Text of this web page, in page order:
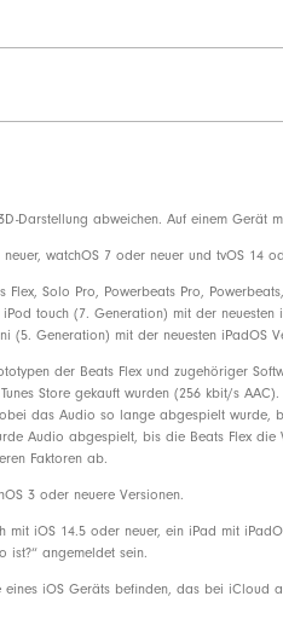
USB-C
recycelten
Darstellung abweichen. Auf einem
watchOS 7 oder neuer und tvOS
Solo Pro, Powerbeats Pro,
touch (7. Generation) mit der
(5. Generation) mit der neuesten iPadOS
der Beats Flex und zugehöriger
Store gekauft wurden (256 kbit/s
das Audio so lange abgespielt wurde,
Audio abgespielt, bis die Beats Flex
Faktoren ab.
3 oder neuere Versionen.
iOS 14.5 oder neuer, ein iPad mit
ist?“ angemeldet sein.
iOS Geräts befinden, das bei iCloud